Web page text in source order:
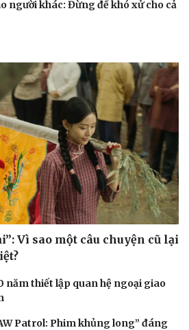
người khác: Đừng để khó xử cho cả
Vì sao một câu chuyện cũ lại
năm thiết lập quan hệ ngoại giao
Patrol: Phim khủng long” đáng